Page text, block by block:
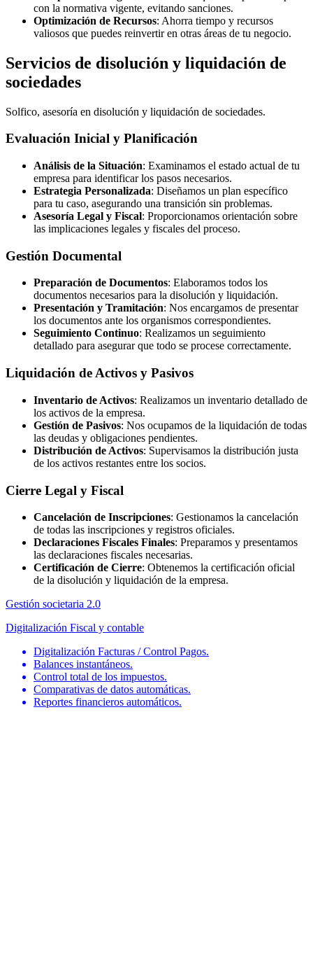
con la normativa vigente, evitando sanciones.
Optimización de Recursos: Ahorra tiempo y recursos
valiosos que puedes reinvertir en otras áreas de tu negocio.
Servicios de disolución y liquidación de
sociedades
Solfico, asesoría en disolución y liquidación de sociedades.
Evaluación Inicial y Planificación
Análisis de la Situación: Examinamos el estado actual de tu
empresa para identificar los pasos necesarios.
Estrategia Personalizada: Diseñamos un plan específico
para tu caso, asegurando una transición sin problemas.
Asesoría Legal y Fiscal: Proporcionamos orientación sobre
las implicaciones legales y fiscales del proceso.
Gestión Documental
Preparación de Documentos: Elaboramos todos los
documentos necesarios para la disolución y liquidación.
Presentación y Tramitación: Nos encargamos de presentar
los documentos ante los organismos correspondientes.
Seguimiento Continuo: Realizamos un seguimiento
detallado para asegurar que todo se procese correctamente.
Liquidación de Activos y Pasivos
Inventario de Activos: Realizamos un inventario detallado de
los activos de la empresa.
Gestión de Pasivos: Nos ocupamos de la liquidación de todas
las deudas y obligaciones pendientes.
Distribución de Activos: Supervisamos la distribución justa
de los activos restantes entre los socios.
Cierre Legal y Fiscal
Cancelación de Inscripciones: Gestionamos la cancelación
de todas las inscripciones y registros oficiales.
Declaraciones Fiscales Finales: Preparamos y presentamos
las declaraciones fiscales necesarias.
Certificación de Cierre: Obtenemos la certificación oficial
de la disolución y liquidación de la empresa.
Gestión societaria 2.0
Digitalización Fiscal y contable
Digitalización Facturas / Control Pagos.
Balances instantáneos.
Control total de los impuestos.
Comparativas de datos automáticas.
Reportes financieros automáticos.